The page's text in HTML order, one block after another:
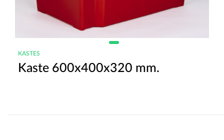
KASTES
Kaste 600x400x320 mm.